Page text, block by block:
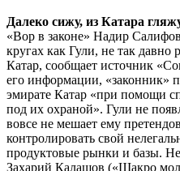
Далеко сижу, из Катара
«Вор в законе» Надир
кругах как Гули, не так давно
Катар, сообщает источник
его информации, «законник»
эмирате Катар «при помощи
под их охраной». Гули не
вовсе не мешает ему
контролировать свой
продуктовые рынки и базы.
Захарий Калашов («Шакро